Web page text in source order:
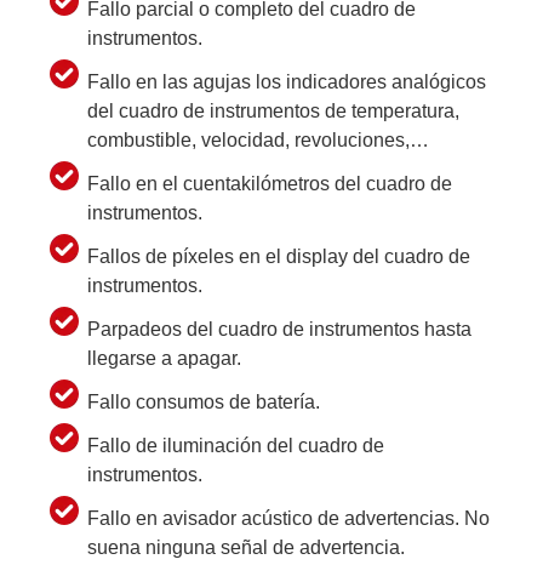
Fallo parcial o completo del cuadro de
instrumentos.
Fallo en las agujas los indicadores analógicos
del cuadro de instrumentos de temperatura,
combustible, velocidad, revoluciones,…
Fallo en el cuentakilómetros del cuadro de
instrumentos.
Fallos de píxeles en el display del cuadro de
instrumentos.
Parpadeos del cuadro de instrumentos hasta
llegarse a apagar.
Fallo consumos de batería.
Fallo de iluminación del cuadro de
instrumentos.
Fallo en avisador acústico de advertencias. No
suena ninguna señal de advertencia.